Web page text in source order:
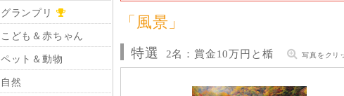
グランプリ
こども＆赤ちゃん
ペット＆動物
自然
「風景」
特選 2名：賞金10万円と楯 写真をクリ